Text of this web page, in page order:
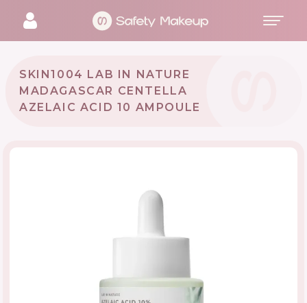
SKIN1004 LAB IN NATURE
MADAGASCAR CENTELLA
AZELAIC ACID 10 AMPOULE